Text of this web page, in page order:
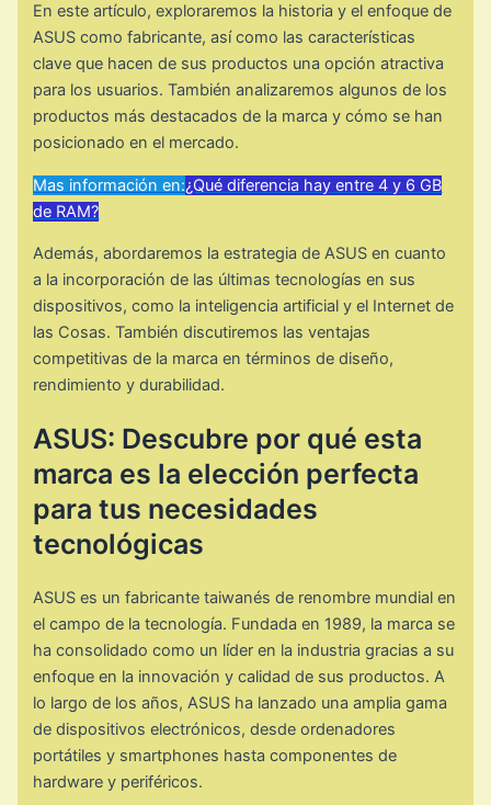
En este artículo, exploraremos la historia y el enfoque de
ASUS como fabricante, así como las características
clave que hacen de sus productos una opción atractiva
para los usuarios. También analizaremos algunos de los
productos más destacados de la marca y cómo se han
posicionado en el mercado.
Mas información en:¿Qué diferencia hay entre 4 y 6 GB
de RAM?
Además, abordaremos la estrategia de ASUS en cuanto
a la incorporación de las últimas tecnologías en sus
dispositivos, como la inteligencia artificial y el Internet de
las Cosas. También discutiremos las ventajas
competitivas de la marca en términos de diseño,
rendimiento y durabilidad.
ASUS: Descubre por qué esta
marca es la elección perfecta
para tus necesidades
tecnológicas
ASUS es un fabricante taiwanés de renombre mundial en
el campo de la tecnología. Fundada en 1989, la marca se
ha consolidado como un líder en la industria gracias a su
enfoque en la innovación y calidad de sus productos. A
lo largo de los años, ASUS ha lanzado una amplia gama
de dispositivos electrónicos, desde ordenadores
portátiles y smartphones hasta componentes de
hardware y periféricos.